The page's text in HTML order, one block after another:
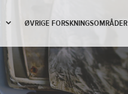
ØVRIGE FORSKNINGSOMRÅDER